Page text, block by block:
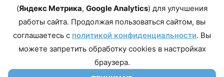
Главный редактор сетевого издания Магомаев Тимур Нухович. Контакты
редакции: 8(988)-292-94-34 Почта: vestiskfo@gmail.com По вопросам
Дагестан, г. Махачкала, пр-т Насрутдинова, д. 1а. Все права защищены.
Копирование и использование полных материалов запрещено, частичное
цитирование возможно только при условии гиперссылки на сайт mirmol.ru.
(Яндекс Метрика, Google Analytics) для улучшения
работы сайта. Продолжая пользоваться сайтом, вы
соглашаетесь с политикой конфиденциальности. Вы
можете запретить обработку cookies в настройках
браузера.